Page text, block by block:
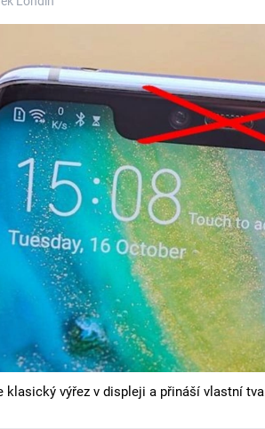
klasický výřez v displeji a přináší vlastní